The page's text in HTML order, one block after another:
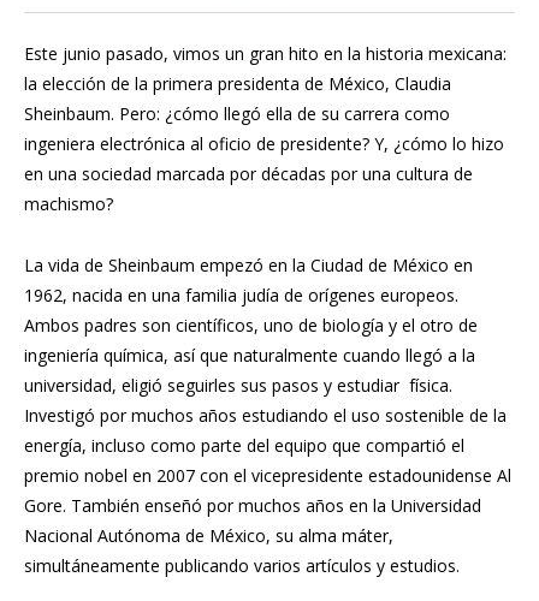
Este junio pasado, vimos un gran hito en la historia mexicana:
la elección de la primera presidenta de México, Claudia
Sheinbaum. Pero: ¿cómo llegó ella de su carrera como
ingeniera electrónica al oficio de presidente? Y, ¿cómo lo hizo
en una sociedad marcada por décadas por una cultura de
machismo?
La vida de Sheinbaum empezó en la Ciudad de México en
1962, nacida en una familia judía de orígenes europeos.
Ambos padres son científicos, uno de biología y el otro de
ingeniería química, así que naturalmente cuando llegó a la
universidad, eligió seguirles sus pasos y estudiar física.
Investigó por muchos años estudiando el uso sostenible de la
energía, incluso como parte del equipo que compartió el
premio nobel en 2007 con el vicepresidente estadounidense Al
Gore. También enseñó por muchos años en la Universidad
Nacional Autónoma de México, su alma máter,
simultáneamente publicando varios artículos y estudios.